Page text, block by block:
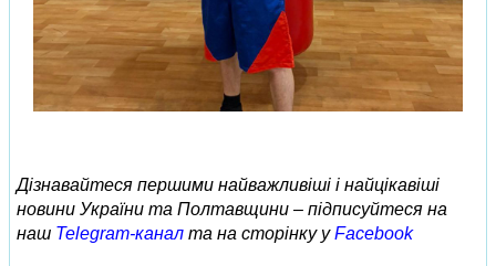
Дізнавайтеся першими найважливіші і найцікавіші
новини України та Полтавщини – підписуйтеся на
наш Telegram-канал та на сторінку уFacebook